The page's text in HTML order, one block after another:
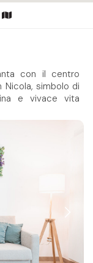
con il centro
Nicola, simbolo di
e vivace vita